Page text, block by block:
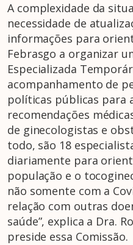
A complexidade da
necessidade de
informações para
Febrasgo a organizar
Especializada
acompanhamento de
políticas públicas para
recomendações
de ginecologistas e
todo, são 18
diariamente para
população e o
não somente com a
relação com outras
saúde”, explica a Dra.
preside essa Comissão.